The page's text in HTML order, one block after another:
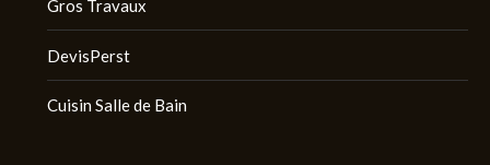
Gros Travaux
DevisPerst
Cuisin Salle de Bain